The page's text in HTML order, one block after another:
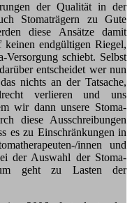
der Qualität in der
Stomaträgern zu Gute
diese Ansätze damit
keinen endgültigen Riegel,
schiebt. Selbst
entscheidet wer nun
nichts an der Tatsache,
verlieren und uns
wir dann unsere Stoma-
diese Ausschreibungen
es zu Einschränkungen in
innen und
der Auswahl der Stoma-
geht zu Lasten der